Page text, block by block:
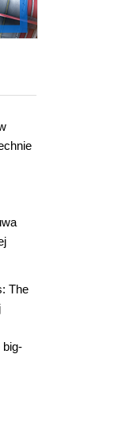
The
big-